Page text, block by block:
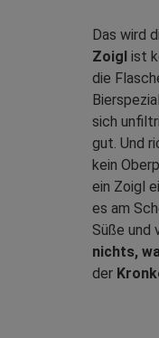
Das wird
Zoigl ist
die
sich
gut. Und
kein
ein Zoigl
es am
Süße und
nichts,
der